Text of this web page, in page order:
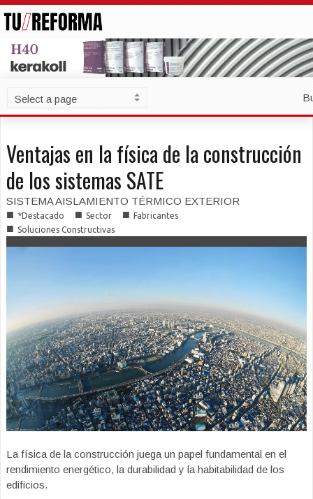
Ventajas en la física de la construcción
de los sistemas SATE
SISTEMA AISLAMIENTO TÉRMICO EXTERIOR
■ *Destacado ■ Sector ■ Fabricantes
■ Soluciones Constructivas
La física de la construcción juega un papel fundamental en el
rendimiento energético, la durabilidad y la habitabilidad de los
edificios.